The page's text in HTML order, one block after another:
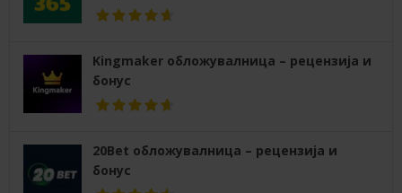
Kingmaker обложувалница – рецензија и
бонус
20Bet обложувалница – рецензија и
бонус